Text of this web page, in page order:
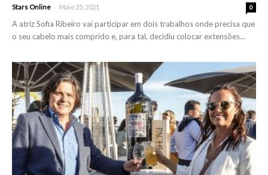
Stars Online - Maio 25, 2021 0
A atriz Sofia Ribeiro vai participar em dois trabalhos onde precisa que
o seu cabelo mais comprido e, para tal, decidiu colocar extensões...